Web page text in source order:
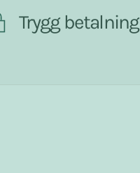
Trygg betalning